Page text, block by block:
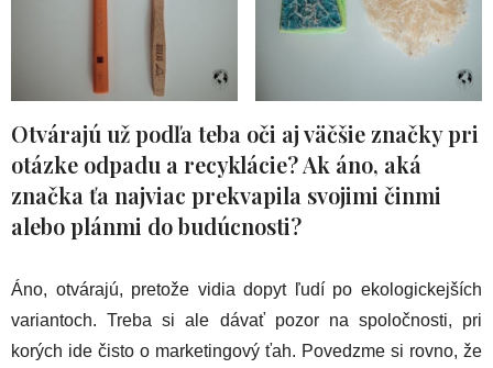
Otvárajú už podľa teba oči aj väčšie značky pri
otázke odpadu a recyklácie? Ak áno, aká
značka ťa najviac prekvapila svojimi činmi
alebo plánmi do budúcnosti?
Áno, otvárajú, pretože vidia dopyt ľudí po ekologickejších
variantoch. Treba si ale dávať pozor na spoločnosti, pri
korých ide čisto o marketingový ťah. Povedzme si rovno, že